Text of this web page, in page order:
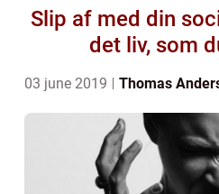
Slip af med din
det liv, som
03 june 2019 Thomas